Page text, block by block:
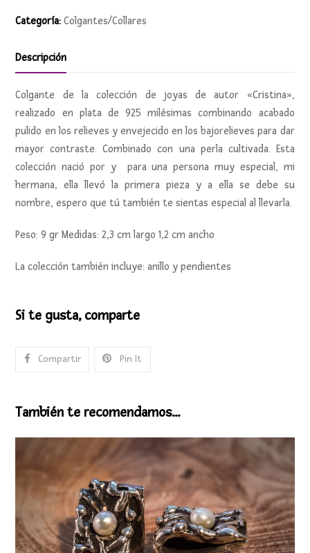
Categoría: Colgantes/Collares
Descripción
Colgante de la colección de joyas de autor «Cristina»,
realizado en plata de 925 milésimas combinando acabado
pulido en los relieves y envejecido en los bajorelieves para dar
mayor contraste. Combinado con una perla cultivada. Esta
colección nació por y para una persona muy especial, mi
hermana, ella llevó la primera pieza y a ella se debe su
nombre, espero que tú también te sientas especial al llevarla.
Peso: 9 gr Medidas: 2,3 cm largo 1,2 cm ancho
La colección también incluye: anillo y pendientes
Si te gusta, comparte
Compartir Pin It
También te recomendamos…